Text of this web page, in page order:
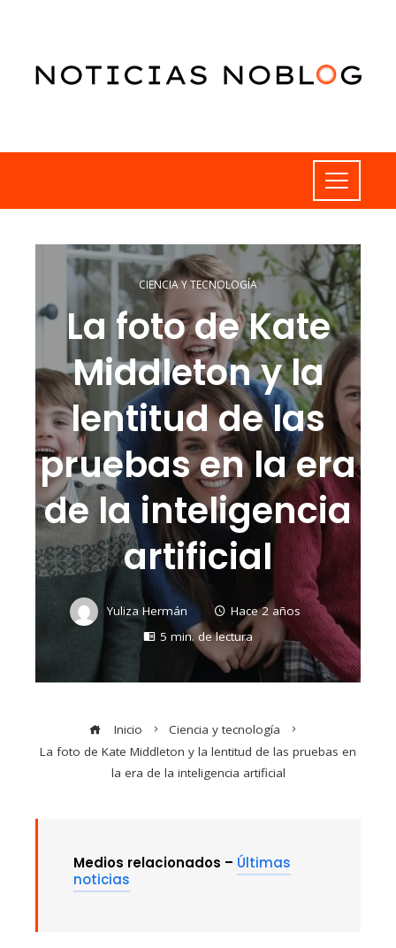
CIENCIA Y TECNOLOGÍA
La foto de Kate
Middleton y la
lentitud de las
pruebas en la era
de la inteligencia
artificial
Yuliza Hermán
Hace 2 años
5 min. de lectura
Inicio
Ciencia y tecnología
La foto de Kate Middleton y la lentitud de las pruebas en
la era de la inteligencia artificial
Medios relacionados – Últimas
noticias